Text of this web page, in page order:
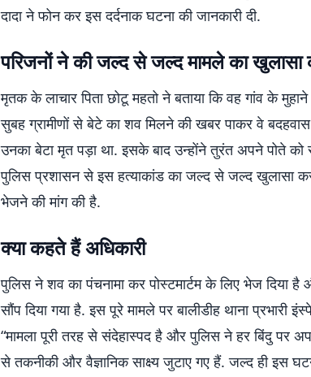
दादा ने फोन कर इस दर्दनाक घटना की जानकारी दी.
परिजनों ने की जल्द से जल्द मामले का
मृतक के लाचार पिता छोटू महतो ने बताया कि वह गांव के
सुबह ग्रामीणों से बेटे का शव मिलने की खबर पाकर वे
उनका बेटा मृत पड़ा था. इसके बाद उन्होंने तुरंत अपने पोते को
पुलिस प्रशासन से इस हत्याकांड का जल्द से जल्द खुलासा
भेजने की मांग की है.
क्या कहते हैं अधिकारी
पुलिस ने शव का पंचनामा कर पोस्टमार्टम के लिए भेज दिया है
सौंप दिया गया है. इस पूरे मामले पर बालीडीह थाना प्रभारी
“मामला पूरी तरह से संदेहास्पद है और पुलिस ने हर बिंदु पर
से तकनीकी और वैज्ञानिक साक्ष्य जुटाए गए हैं. जल्द ही इस